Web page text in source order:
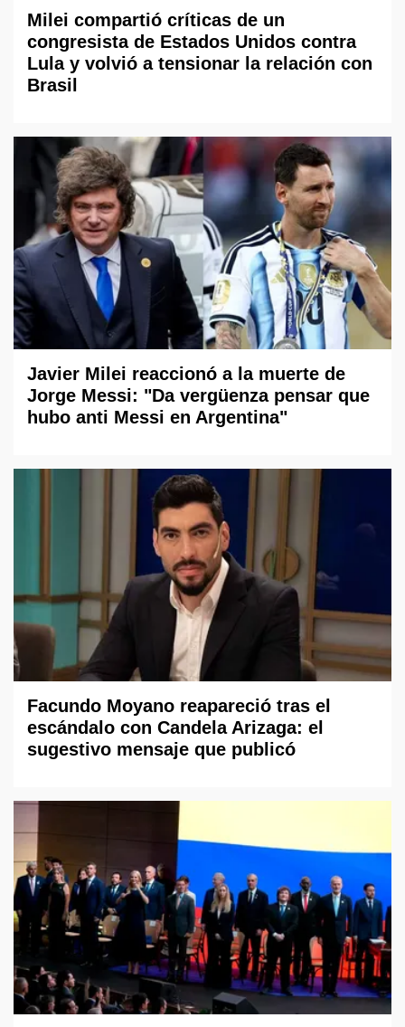
Milei compartió críticas de un
congresista de Estados Unidos contra
Lula y volvió a tensionar la relación con
Brasil
Javier Milei reaccionó a la muerte de
Jorge Messi: "Da vergüenza pensar que
hubo anti Messi en Argentina"
Facundo Moyano reapareció tras el
escándalo con Candela Arizaga: el
sugestivo mensaje que publicó